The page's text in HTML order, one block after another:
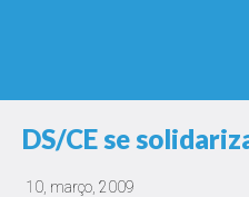
DS/CE se
10, março, 2009